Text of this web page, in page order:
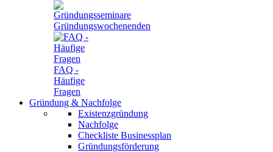
Gründungswochenenden
FAQ -
Häufige
Fragen
Gründung & Nachfolge
Existenzgründung
Nachfolge
Checkliste Businessplan
Gründungsförderung